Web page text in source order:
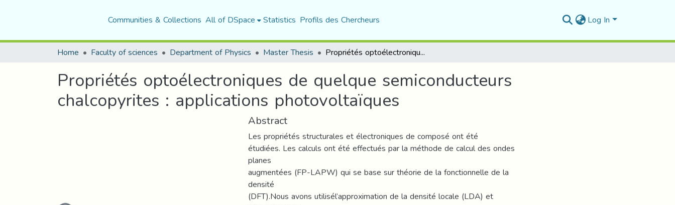
Communities & Collections All of DSpace Statistics Profils des Chercheurs Log In
Home Faculty of sciences Department of Physics Master Thesis Propriétés optoélectroniques de quelque semiconducteurs chalcopyrites : applications photovoltaïques
Propriétés optoélectroniques de quelque semiconducteurs
chalcopyrites : applications photovoltaïques
Abstract
Les propriétés structurales et électroniques de composé ont été
étudiées. Les calculs ont été effectués par la méthode de calcul des ondes
planes
augmentées (FP-LAPW) qui se base sur théorie de la fonctionnelle de la
densité
(DFT).Nous avons utilisél’approximation de la densité locale (LDA) et